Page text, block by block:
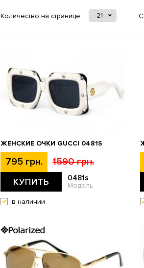
Количество на странице 21
ЖЕНСКИЕ ОЧКИ GUCCI 0481S
795 грн. 1590 грн.
КУПИТЬ 0481s
Модель
в наличии